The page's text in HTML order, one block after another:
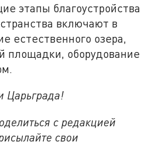
этапы благоустройства
включают в
естественного озера,
площадки, оборудование
Царьграда!
с редакцией
свои